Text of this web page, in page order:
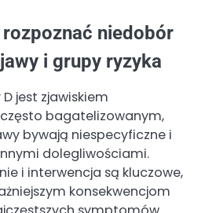
niedobór
i grupy ryzyka
jest zjawiskiem
bagatelizowanym,
bywają niespecyficzne i
dolegliwościami.
i interwencja są kluczowe,
konsekwencjom